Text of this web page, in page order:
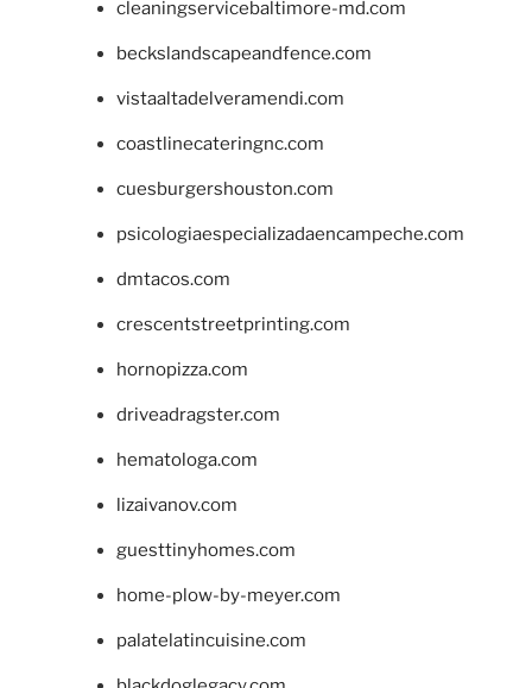
cleaningservicebaltimore-md.com
beckslandscapeandfence.com
vistaaltadelveramendi.com
coastlinecateringnc.com
cuesburgershouston.com
psicologiaespecializadaencampeche.com
dmtacos.com
crescentstreetprinting.com
hornopizza.com
driveadragster.com
hematologa.com
lizaivanov.com
guesttinyhomes.com
home-plow-by-meyer.com
palatelatincuisine.com